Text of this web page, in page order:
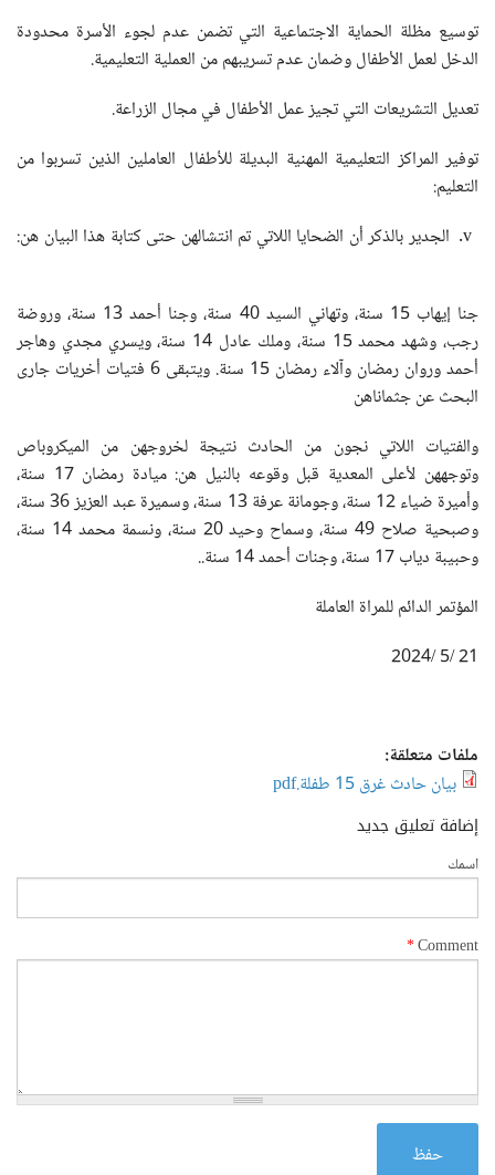
توسيع مظلة الحماية الاجتماعية التي تضمن عدم لجوء الأسرة محدودة
الدخل لعمل الأطفال وضمان عدم تسريبهم من العملية التعليمية.
تعديل التشريعات التي تجيز عمل الأطفال في مجال الزراعة.
توفير المراكز التعليمية المهنية البديلة للأطفال العاملين الذين تسربوا من
التعليم:
الجدير بالذكر أن الضحايا اللاتي تم انتشالهن حتى كتابة هذا البيان هن:
جنا إيهاب 15 سنة، وتهاني السيد 40 سنة، وجنا أحمد 13 سنة، وروضة
رجب، وشهد محمد 15 سنة، وملك عادل 14 سنة، ويسري مجدي وهاجر
أحمد وروان رمضان وآلاء رمضان 15 سنة
.
ويتبقى 6 فتيات أخريات جارى
البحث عن جثماناهن
والفتيات اللاتي نجون من الحادث نتيجة لخروجهن من الميكروباص
وتوجههن لأعلى المعدية قبل وقوعه بالنيل هن: ميادة رمضان 17 سنة،
وأميرة ضياء 12 سنة، وجومانة عرفة 13 سنة، وسميرة عبد العزيز 36 سنة،
وصبحية صلاح 49 سنة، وسماح وحيد 20 سنة، ونسمة محمد 14 سنة،
وحبيبة دياب 17 سنة، وجنات أحمد 14 سنة..
المؤتمر الدائم للمراة العاملة
21 /5 /2024
ملفات متعلقة:
بيان حادث غرق 15 طفلة.pdf
إضافة تعليق جديد
‏اسمك ‏
*
حفظ